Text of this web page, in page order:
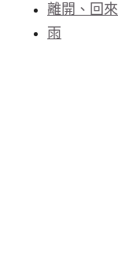
離開、回來
雨